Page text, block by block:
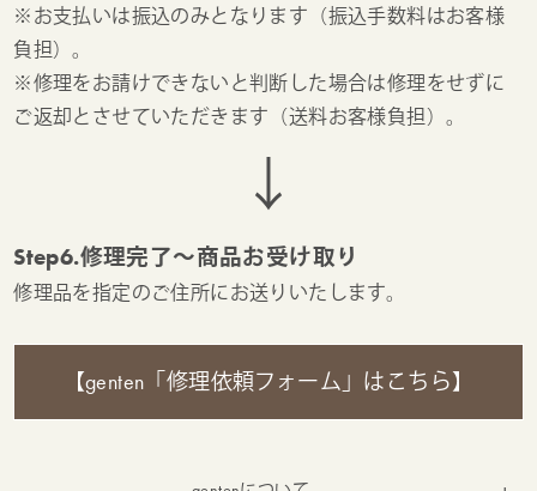
※お支払いは振込のみとなります（振込手数料はお客様
負担）。
※修理をお請けできないと判断した場合は修理をせずに
ご返却とさせていただきます（送料お客様負担）。
↓
Step6.修理完了～商品お受け取り
修理品を指定のご住所にお送りいたします。
【genten「修理依頼フォーム」はこちら】